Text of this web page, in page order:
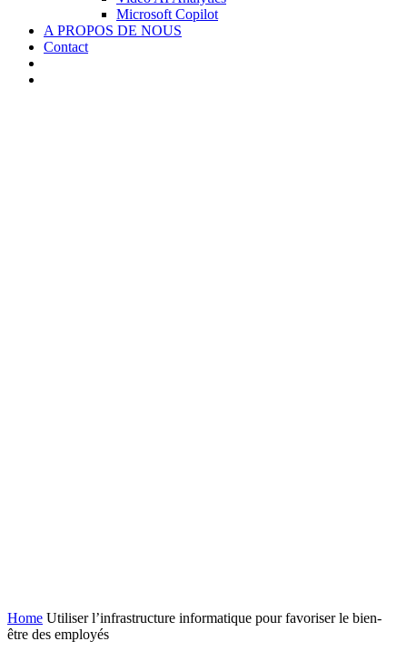
Microsoft Copilot
A PROPOS DE NOUS
Contact
Home Utiliser l’infrastructure informatique pour favoriser le bien-
être des employés